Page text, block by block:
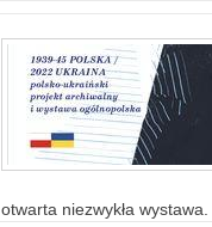
otwarta niezwykła wystawa.